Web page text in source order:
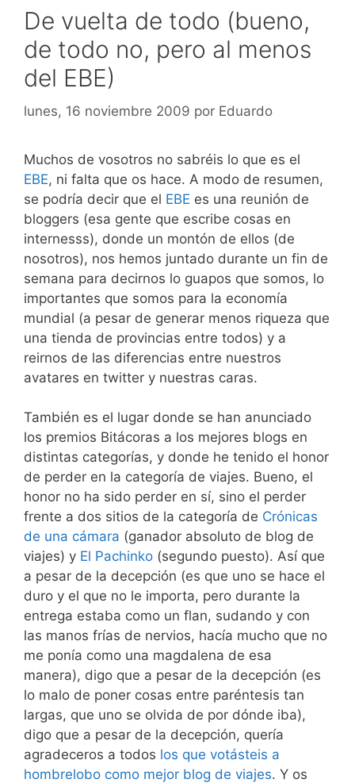
De vuelta de todo (bueno,
de todo no, pero al menos
del EBE)
lunes, 16 noviembre 2009 por Eduardo
Muchos de vosotros no sabréis lo que es el
EBE, ni falta que os hace. A modo de resumen,
se podría decir que el EBE es una reunión de
bloggers (esa gente que escribe cosas en
internesss), donde un montón de ellos (de
nosotros), nos hemos juntado durante un fin de
semana para decirnos lo guapos que somos, lo
importantes que somos para la economía
mundial (a pesar de generar menos riqueza que
una tienda de provincias entre todos) y a
reirnos de las diferencias entre nuestros
avatares en twitter y nuestras caras.
También es el lugar donde se han anunciado
los premios Bitácoras a los mejores blogs en
distintas categorías, y donde he tenido el honor
de perder en la categoría de viajes. Bueno, el
honor no ha sido perder en sí, sino el perder
frente a dos sitios de la categoría de Crónicas
de una cámara (ganador absoluto de blog de
viajes) y El Pachinko (segundo puesto). Así que
a pesar de la decepción (es que uno se hace el
duro y el que no le importa, pero durante la
entrega estaba como un flan, sudando y con
las manos frías de nervios, hacía mucho que no
me ponía como una magdalena de esa
manera), digo que a pesar de la decepción (es
lo malo de poner cosas entre paréntesis tan
largas, que uno se olvida de por dónde iba),
digo que a pesar de la decepción, quería
agradeceros a todos los que votásteis a
hombrelobo como mejor blog de viajes. Y os